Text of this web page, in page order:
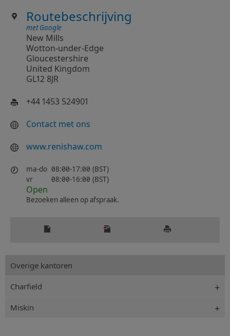
Routebeschrijving
met Google
New Mills
Wotton-under-Edge
Gloucestershire
United Kingdom
GL12 8JR
+44 1453 524901
Contact met ons
www.renishaw.com
ma-do 08:00-17:00 (BST)
vr
08:00-16:00 (BST)
Open
Bezoeken alleen op afspraak.
Overige kantoren
Charfield
Miskin